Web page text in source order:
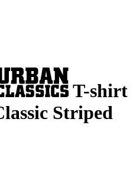
T-shirt
Striped